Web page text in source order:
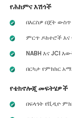
የሕክምና እሽጎች
በእርስዎ በጀት
ምርጥ ዶክተሮች
NABH እና JCI
በርካታ የምክክር
የቴክኖሎጂ መፍትሄዎች
በፍላጎት የቪዲዮ